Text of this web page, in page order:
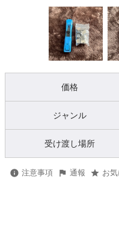
価格
ジャンル
受け渡し場所
注意事項 通報 お